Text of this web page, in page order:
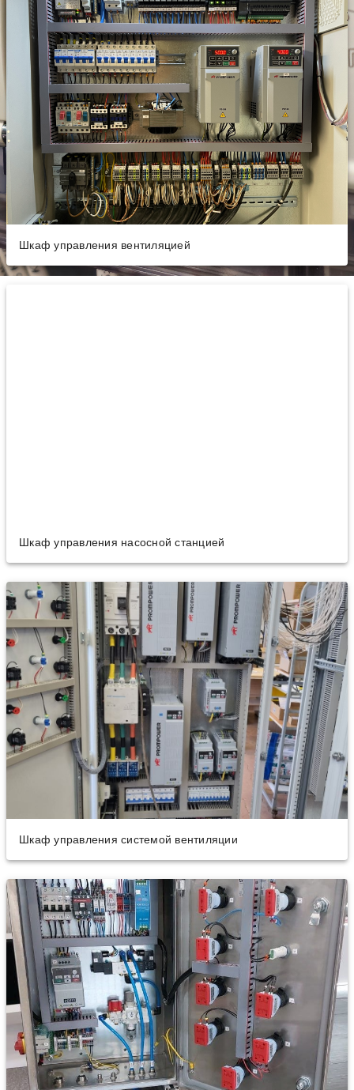
Шкаф управления вентиляцией
Шкаф управления насосной станцией
Шкаф управления системой вентиляции